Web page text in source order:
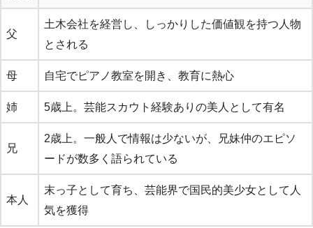
父
土木会社を経営し、しっかりした価値観を持つ人物
とされる
母 自宅でピアノ教室を開き、教育に熱心
姉 5歳上。芸能スカウト経験ありの美人として有名
兄
2歳上。一般人で情報は少ないが、兄妹仲のエピソ
ードが数多く語られている
本人
末っ子として育ち、芸能界で国民的美少女として人
気を獲得